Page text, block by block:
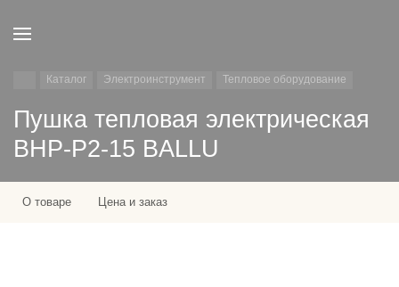
Каталог Электроинструмент Тепловое оборудование
Пушка тепловая электрическая
BHP-P2-15 BALLU
О товаре Цена и заказ